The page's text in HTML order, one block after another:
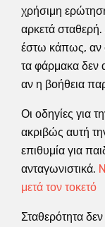
χρήσιμη
αρκετά
έστω κάπως, αν
τα φάρμακα δεν
αν η βοήθεια
Οι οδηγίες για
ακριβώς αυτή
επιθυμία για
ανταγωνιστικά.
μετά τον τοκετό
Σταθερότητα